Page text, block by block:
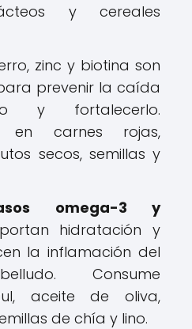
y cereales
zinc y biotina son
prevenir la caída
y fortalecerlo.
en carnes rojas,
secos, semillas y
omega-3 y
hidratación y
la inflamación del
Consume
aceite de oliva,
de chía y lino.